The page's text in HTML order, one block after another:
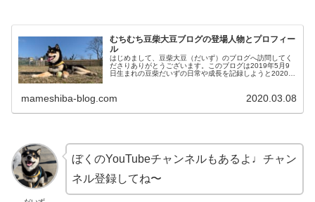
むちむち豆柴大豆ブログの登場人物とプロフィー
ル
はじめまして、豆柴大豆（だいず）のブログへ訪問してく
ださりありがとうございます。このブログは2019年5月9
日生まれの豆柴だいずの日常や成長を記録しようと2020年
mameshiba-blog.com 2020.03.08
ぼくのYouTubeチャンネルもあるよ♩チャン
ネル登録してね〜